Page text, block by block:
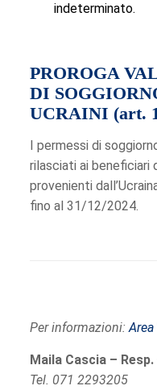
indeterminato.
PROROGA
DI
UCRAINI (art.
I permessi di
rilasciati ai beneficiari
provenienti
fino al 31/12/2024.
Per informazioni:
Maila Cascia –
Tel. 071 2293205